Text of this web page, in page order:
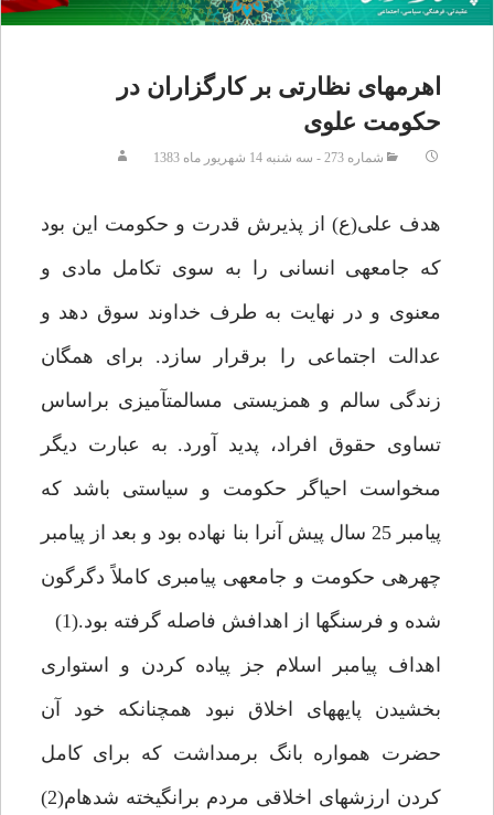
اهرم‏هاى نظارتى بر كارگزاران در
حكومت علوى‏
شماره 273 - سه شنبه 14 شهریور ماه 1383
هدف على(ع) از پذيرش قدرت و حكومت اين بود
كه جامعه‏ى انسانى را به سوى تكامل مادى و
معنوى و در نهايت به طرف خداوند سوق دهد و
عدالت اجتماعى را برقرار سازد. براى همگان
زندگى سالم و همزيستى مسالمت‏آميزى براساس
تساوى حقوق افراد، پديد آورد. به عبارت ديگر
مى‏خواست احياگر حكومت و سياستى باشد كه
پيامبر 25 سال پيش آن‏را بنا نهاده بود و بعد از پيامبر
چهره‏ى حكومت و جامعه‏ى پيامبرى كاملاً دگرگون
شده و فرسنگ‏ها از اهدافش فاصله گرفته بود.(1)
اهداف پيامبر اسلام جز پياده كردن و استوارى
بخشيدن پايه‏هاى اخلاق نبود همچنان‏كه خود آن
حضرت همواره بانگ برمى‏داشت كه براى كامل
كردن ارزش‏هاى اخلاقى مردم برانگيخته شده‏ام(2)